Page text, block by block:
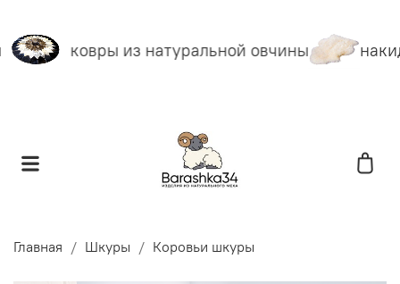
ковры из натуральной овчины
Главная Шкуры Коровьи шкуры